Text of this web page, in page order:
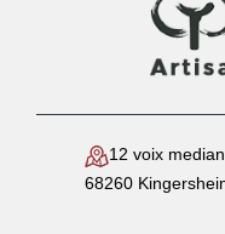
12 voix
68260